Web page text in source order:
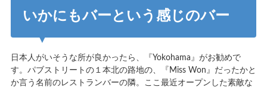
いかにもバーという感じのバー
日本人がいそうな所が良かったら、『Yokohama』がお勧めで
す。パブストリートの１本北の路地の、『Miss Won』だったかと
か言う名前のレストランバーの隣。ここ最近オープンした素敵な